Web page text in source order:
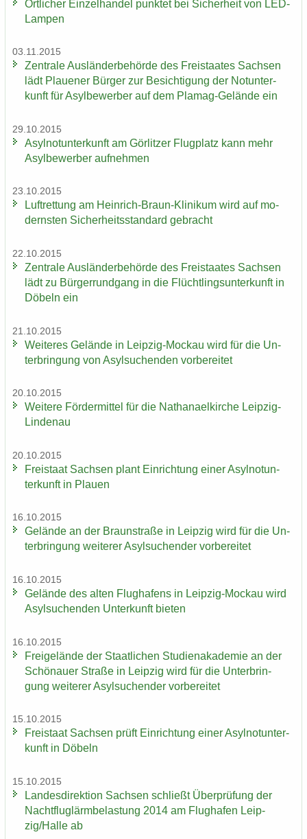
Ört­li­cher Ein­zel­han­del punk­tet bei Si­cher­heit von LED-​
Lampen
03.11.2015
Zen­tra­le Aus­län­der­be­hör­de des Frei­staa­tes Sach­sen
lädt Plaue­ner Bür­ger zur Be­sich­ti­gung der Not­un­ter­
kunft für Asyl­be­wer­ber auf dem Plamag-​Gelände ein
29.10.2015
Asyl­not­un­ter­kunft am Gör­lit­zer Flug­platz kann mehr
Asyl­be­wer­ber auf­neh­men
23.10.2015
Luft­ret­tung am Heinrich-​Braun-Klinikum wird auf mo­
derns­ten Si­cher­heits­stan­dard ge­bracht
22.10.2015
Zen­tra­le Aus­län­der­be­hör­de des Frei­staa­tes Sach­sen
lädt zu Bür­ger­rund­gang in die Flücht­lings­un­ter­kunft in
Dö­beln ein
21.10.2015
Wei­te­res Ge­län­de in Leipzig-​Mockau wird für die Un­
ter­brin­gung von Asyl­su­chen­den vor­be­rei­tet
20.10.2015
Wei­te­re För­der­mit­tel für die Na­tha­nael­kir­che Leipzig-​
Lindenau
20.10.2015
Frei­staat Sach­sen plant Ein­rich­tung einer Asyl­not­un­
ter­kunft in Plau­en
16.10.2015
Ge­län­de an der Braun­stra­ße in Leip­zig wird für die Un­
ter­brin­gung wei­te­rer Asyl­su­chen­der vor­be­rei­tet
16.10.2015
Ge­län­de des alten Flug­ha­fens in Leipzig-​Mockau wird
Asyl­su­chen­den Un­ter­kunft bie­ten
16.10.2015
Frei­ge­län­de der Staat­li­chen Stu­di­en­aka­de­mie an der
Schö­nau­er Stra­ße in Leip­zig wird für die Un­ter­brin­
gung wei­te­rer Asyl­su­chen­der vor­be­rei­tet
15.10.2015
Frei­staat Sach­sen prüft Ein­rich­tung einer Asyl­not­un­ter­
kunft in Dö­beln
15.10.2015
Lan­des­di­rek­ti­on Sach­sen schließt Über­prü­fung der
Nacht­flug­lärm­be­las­tung 2014 am Flug­ha­fen Leip­
zig/Halle ab